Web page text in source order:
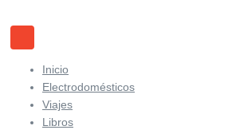
Inicio
Electrodomésticos
Viajes
Libros